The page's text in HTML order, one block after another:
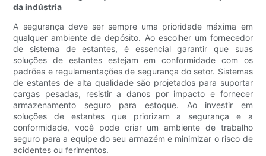
da indústria
A segurança deve ser sempre uma prioridade máxima em
qualquer ambiente de depósito. Ao escolher um fornecedor
de sistema de estantes, é essencial garantir que suas
soluções de estantes estejam em conformidade com os
padrões e regulamentações de segurança do setor. Sistemas
de estantes de alta qualidade são projetados para suportar
cargas pesadas, resistir a danos por impacto e fornecer
armazenamento seguro para estoque. Ao investir em
soluções de estantes que priorizam a segurança e a
conformidade, você pode criar um ambiente de trabalho
seguro para a equipe do seu armazém e minimizar o risco de
acidentes ou ferimentos.